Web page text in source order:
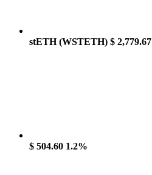
stETH(WSTETH) $ 2,779.67
$ 504.60 1.2%